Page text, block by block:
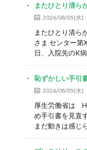
またひとり清ら
2026/08/05(水)
またひとり清ら
さま センター第
日、入院先のK
恥ずかしい手引
2026/08/05(水)
厚生労働省は
め手引書を見直
まだ動きは感じ